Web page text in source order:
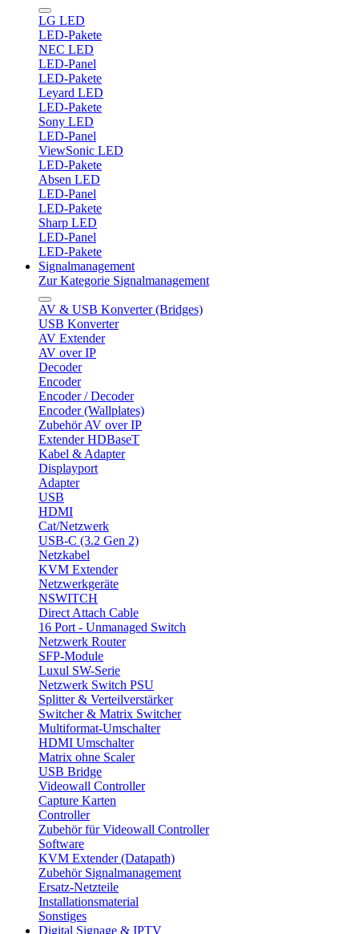
LG LED
LED-Pakete
NEC LED
LED-Panel
LED-Pakete
Leyard LED
LED-Pakete
Sony LED
LED-Panel
ViewSonic LED
LED-Pakete
Absen LED
LED-Panel
LED-Pakete
Sharp LED
LED-Panel
LED-Pakete
Signalmanagement
Zur Kategorie Signalmanagement
AV & USB Konverter (Bridges)
USB Konverter
AV Extender
AV over IP
Decoder
Encoder
Encoder / Decoder
Encoder (Wallplates)
Zubehör AV over IP
Extender HDBaseT
Kabel & Adapter
Displayport
Adapter
USB
HDMI
Cat/Netzwerk
USB-C (3.2 Gen 2)
Netzkabel
KVM Extender
Netzwerkgeräte
NSWITCH
Direct Attach Cable
16 Port - Unmanaged Switch
Netzwerk Router
SFP-Module
Luxul SW-Serie
Netzwerk Switch PSU
Splitter & Verteilverstärker
Switcher & Matrix Switcher
Multiformat-Umschalter
HDMI Umschalter
Matrix ohne Scaler
USB Bridge
Videowall Controller
Capture Karten
Controller
Zubehör für Videowall Controller
Software
KVM Extender (Datapath)
Zubehör Signalmanagement
Ersatz-Netzteile
Installationsmaterial
Sonstiges
Digital Signage & IPTV